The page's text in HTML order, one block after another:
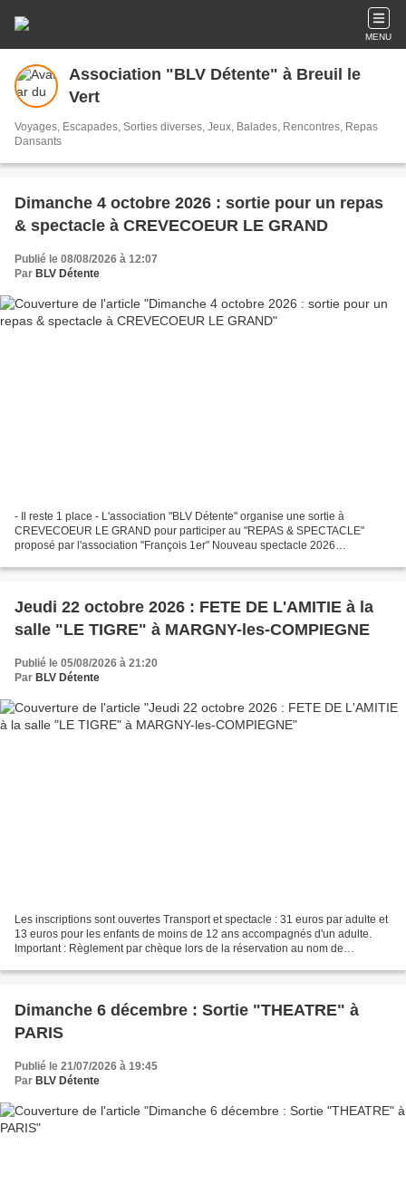
MENU
Association "BLV Détente" à Breuil le
Vert
Voyages, Escapades, Sorties diverses, Jeux, Balades, Rencontres, Repas
Dansants
Dimanche 4 octobre 2026 : sortie pour un repas
& spectacle à CREVECOEUR LE GRAND
Publié le 08/08/2026 à 12:07
Par BLV Détente
- Il reste 1 place - L'association "BLV Détente" organise une sortie à
CREVECOEUR LE GRAND pour participer au "REPAS & SPECTACLE"
proposé par l'association "François 1er" Nouveau spectacle 2026
Jeudi 22 octobre 2026 : FETE DE L'AMITIE à la
salle "LE TIGRE" à MARGNY-les-COMPIEGNE
Publié le 05/08/2026 à 21:20
Par BLV Détente
Les inscriptions sont ouvertes Transport et spectacle : 31 euros par adulte et
13 euros pour les enfants de moins de 12 ans accompagnés d'un adulte.
Important : Règlement par chèque lors de la réservation au nom de
Dimanche 6 décembre : Sortie "THEATRE" à
PARIS
Publié le 21/07/2026 à 19:45
Par BLV Détente